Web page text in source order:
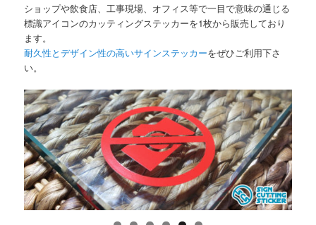
ショップや飲食店、工事現場、オフィス等で一目で意味の通じる
標識アイコンのカッティングステッカーを1枚から販売しており
ます。
耐久性とデザイン性の高いサインステッカーをぜひご利用下さ
い。